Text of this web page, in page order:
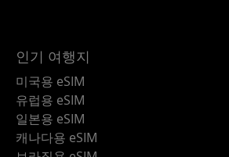
인기 여행지
미국용 eSIM
유럽용 eSIM
일본용 eSIM
캐나다용 eSIM